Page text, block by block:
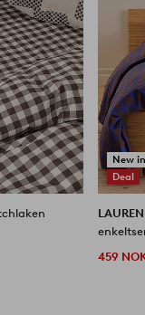
favoritter
New
Deal
459